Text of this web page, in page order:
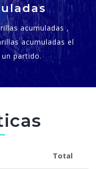
acumuladas ,
acumuladas el
partido.
Total